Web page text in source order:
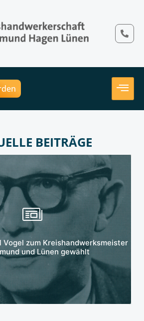
BEITRÄGE
Vogel zum Kreishandwerksmeister
und Lünen gewählt
erfahren